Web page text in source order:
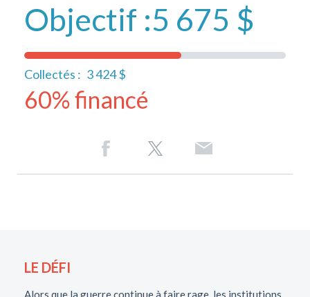
Objectif :5 675 $
Collectés : 3 424 $
60% financé
LE DÉFI
Alors que la guerre continue à faire rage, les institutions